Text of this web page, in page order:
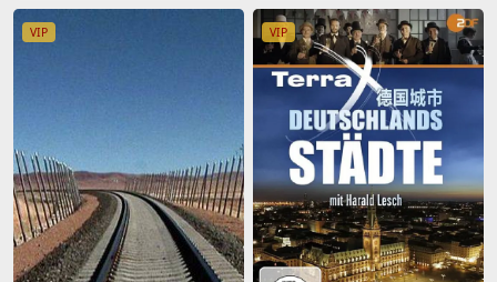
VIP VIP